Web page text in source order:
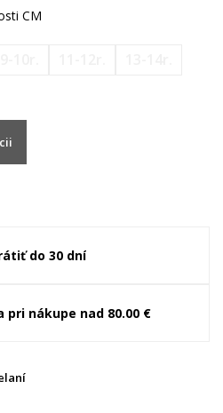
CM
do 30 dní
pri nákupe nad 80.00 €